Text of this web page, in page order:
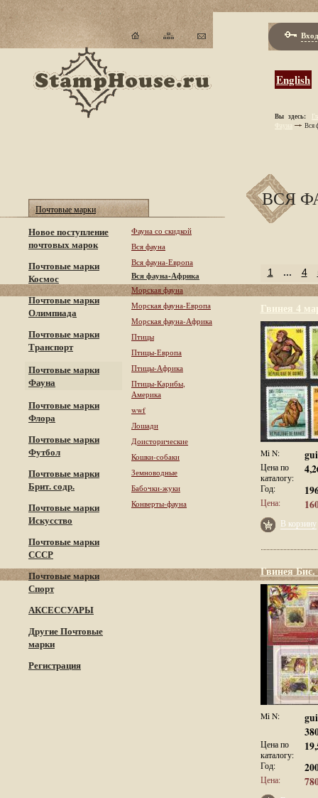
English
Вы здесь:
Фауна
Вся
Почтовые марки
Новое поступление
почтовых марок
Почтовые марки
Космос
Почтовые марки
Олимпиада
Почтовые марки
Транспорт
Почтовые марки
Фауна
Почтовые марки
Флора
Почтовые марки
Футбол
Почтовые марки
Брит. содр.
Почтовые марки
Искусство
Почтовые марки
СССР
Почтовые марки
Спорт
АКСЕССУАРЫ
Другие Почтовые
марки
Регистрация
Фауна со скидкой
Вся фауна
Вся фауна-Европа
Вся фауна-Африка
Морская фауна
Морская фауна-Европа
Морская фауна-Африка
Птицы
Птицы-Европа
Птицы-Африка
Птицы-Карибы,
Америка
wwf
Лошади
Доисторические
Кошки-собаки
Земноводные
Бабочки-жуки
Конверты-фауна
ВСЯ
1 ... 4
Гвинея 4
Mi N:
Цена по
каталогу:
Год:
Цена:
В корзину
Гвинея
Mi N:
Цена по
каталогу:
Год:
Цена: